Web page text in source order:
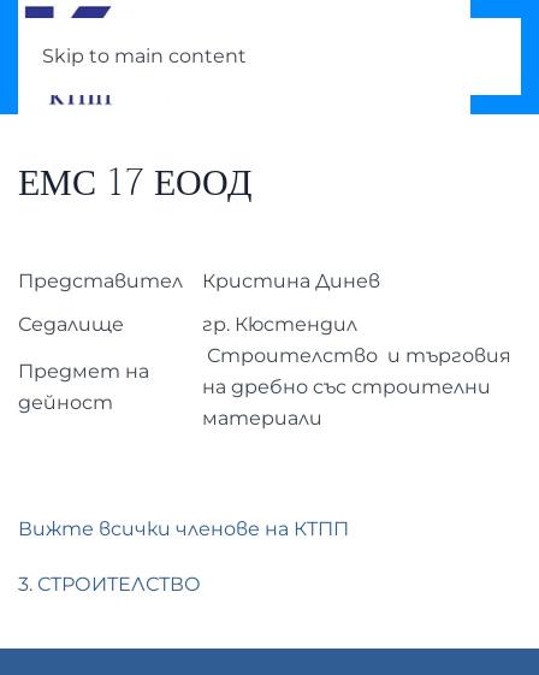
Skip to main content
ЕМС 17 ЕООД
Представител
Кристина Динев
Седалище
гр. Кюстендил
Предмет на
дейност
Строителство и търговия
на дребно със строителни
материали
Вижте всички членове на КТПП
3. СТРОИТЕЛСТВО